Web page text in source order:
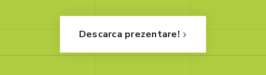
Descarca prezentare!